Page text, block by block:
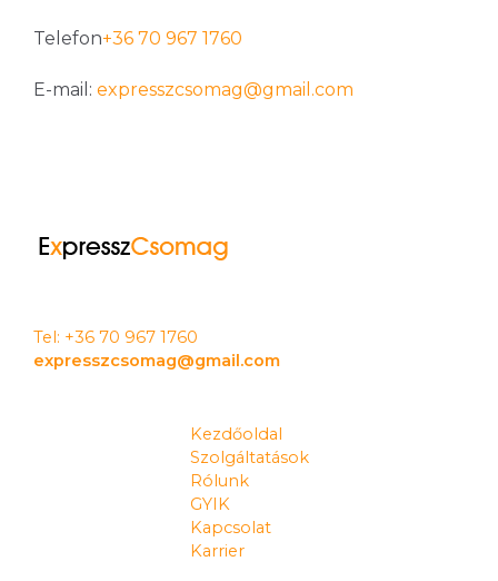
Telefon+36 70 967 1760
E-mail: expresszcsomag@gmail.com
Tel: +36 70 967 1760
expresszcsomag@gmail.com
Kezdőoldal
Szolgáltatások
Rólunk
GYIK
Kapcsolat
Karrier